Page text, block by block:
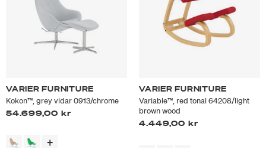
VARIER FURNITURE
Kokon™, grey vidar 0913/chrome
54.699,00 kr
VARIER FURNITURE
Variable™, red tonal 64208/light
brown wood
4.449,00 kr